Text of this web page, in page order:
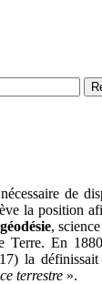
de
la position
géodésie,
Terre. En
la
terrestre ».